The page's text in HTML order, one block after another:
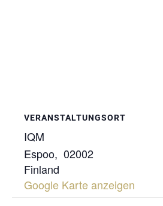
VERANSTALTUNGSORT
IQM
Espoo, 02002
Finland
Google Karte anzeigen